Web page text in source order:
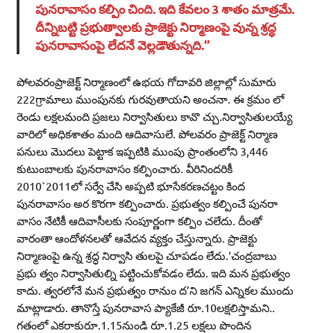
పునరావాసం కల్పిం చింది. ఇది కేవలం 3 శాతం మాత్రమే.
దీన్నిబట్టి ప్రభుత్వాలకు ప్రాజెక్టు నిర్మాణంపై వున్న శ్రద్ధ
పునరావాసంపై లేదనే వెల్లడౌతున్నది.’’
పోలవరంప్రాజెక్ట్‌ నిర్మాణంలో ఉభయ గోదావరి జిల్లాల్లో సుమారు
222గ్రామాలు ముంపునకు గురవుతాయని అంచనా. ఈ క్రమం లో
రెండు లక్షలమంది ప్రజలు నిర్వాసితులు కావొ చ్చు.నిర్వాసితులయ్యే
వారిలో అధికశాతం మంది ఆదివాసులే. పోలవరం ప్రాజెక్ట్‌ నిర్మాణ
పనులు మొదలు పెట్టాక ఇప్పటికి ముంపు ప్రాంతంలోని 3,446
కుటుంబాలకు పునరావాసం కల్పించారు. వీరినిందరికీ
2010`2011లో సర్వే చేసి అప్పటి భూసేకరణచట్టం కింద
పునరావాసం అర కొరగా కల్పించారు. ప్రభుత్వం కల్పించే పునరా
వాసం నేటికీ ఆదివాసీలకు సంపూర్ణంగా కల్పిం చలేదు. దీంతో
వారంతా ఆందోళనలతో ఆవేదన వ్యక్తం చేస్తున్నారు. ప్రాజెక్టు
నిర్మాణంపై ఉన్న శ్రద్ధ నిర్వాసి తులపై చూపడం లేదు.‘చంద్రబాబు
ప్రభు త్వం నిర్వాసితుల్ని పట్టించుకోవడం లేదు. ఇది మన ప్రభుత్వం
కాదు. త్వరలోనే మన ప్రభుత్వం రానుం ద’ని జగన్‌ ఎన్నికల ముందు
మాట్లాడారు. తానొస్తే పునరావాస ప్యాకేజీ రూ.10లక్షలిస్తామని..
గతంలో ఎకరాకురూ.1.15నుండి రూ.1.25 లక్షలు పొందిన